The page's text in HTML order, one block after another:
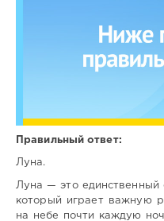
Правильный ответ:
Луна.
Луна — это единственный
который играет важную
на небе почти каждую